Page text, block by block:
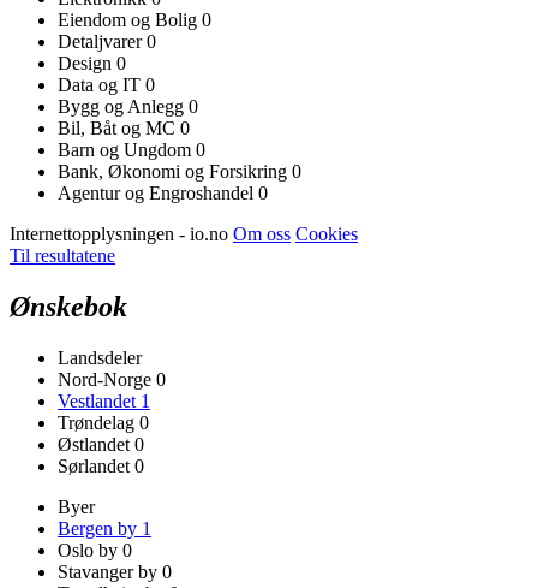
Eiendom og Bolig 0
Detaljvarer0
Design 0
Data og IT 0
Bygg og Anlegg 0
Bil, Båt og MC 0
Barn og Ungdom 0
Bank, Økonomi og Forsikring 0
Agentur og Engroshandel 0
Internettopplysningen - io.no Om oss Cookies
Til resultatene
Ønskebok
Landsdeler
Nord-Norge 0
Vestlandet 1
Trøndelag 0
Østlandet 0
Sørlandet 0
Byer
Bergen by 1
Oslo by 0
Stavanger by 0